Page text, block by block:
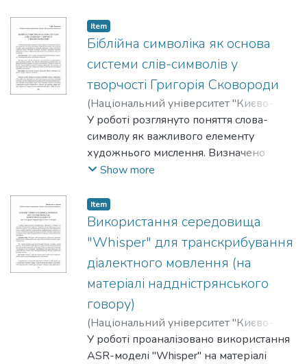
років виявлено перехід від
ідеалізованого, колективістського
образу радянського періоду до більш
реалістичного та індивідуалістичного
сприйняття людини в період
незалежності України.
Item
Біблійна символіка як основа
системи слів-символів у
творчості Григорія Сковороди
(Національний університет "Києво-
Могилянська академія",2025)Харатян,
Софія
У роботі розглянуто поняття слова-
символу як важливого елементу
художнього мислення. Визначено
характер та ознаки слів-символів.
біблійній символіці у збірці "Сад
божественних пісень" Григорія
Сковороди. Розкрито семантику
ключових образів та їхню роль у
формуванні філософського-релігійного
світогляду автора.
Show more
Item
Використання середовища
"Whisper" для транскрибування
діалектного мовлення (на
матеріалі наддністрянського
говору)
(Національний університет "Києво-
Могилянська академія",2025)Альошин,
Владислав
У роботі проаналізовано використання
ASR-моделі "Whisper" на матеріалі